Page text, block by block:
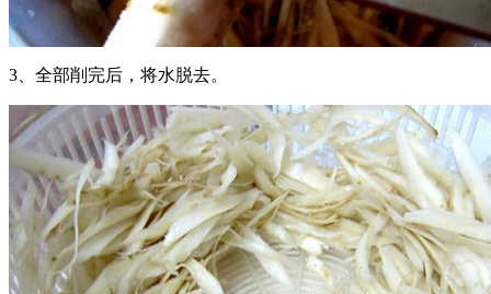
3、全部削完后，将水脱去。